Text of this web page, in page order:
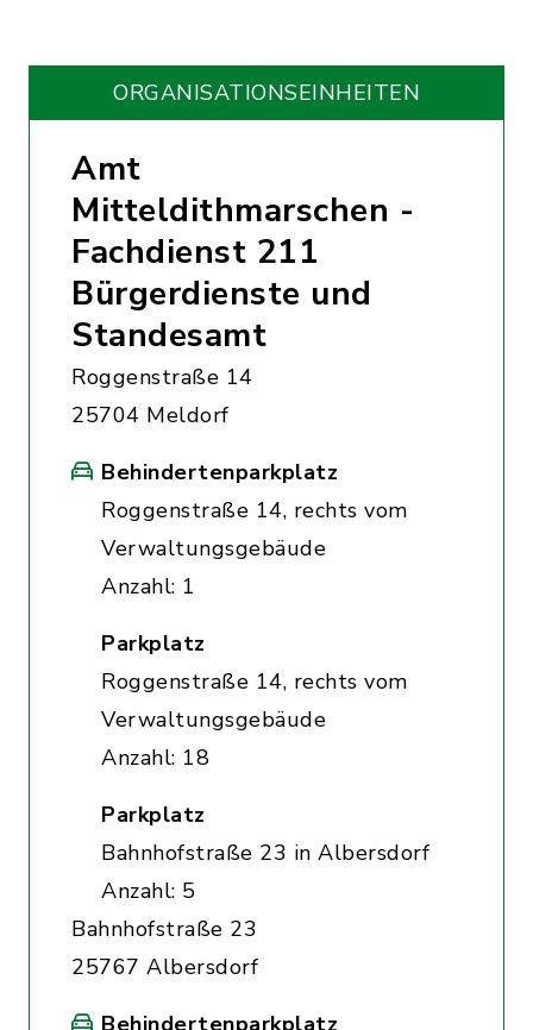
ORGANISATIONS­EINHEITEN
Amt
Mitteldithmarschen -
Fachdienst 211
Bürgerdienste und
Standesamt
Roggenstraße 14
25704 Meldorf
Behindertenparkplatz
Roggenstraße 14, rechts vom
Verwaltungsgebäude
Anzahl: 1
Parkplatz
Roggenstraße 14, rechts vom
Verwaltungsgebäude
Anzahl: 18
Parkplatz
Bahnhofstraße 23 in Albersdorf
Anzahl: 5
Bahnhofstraße 23
25767 Albersdorf
Behindertenparkplatz